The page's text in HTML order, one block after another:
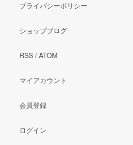
プライバシーポリシー
ショップブログ
RSS / ATOM
マイアカウント
会員登録
ログイン